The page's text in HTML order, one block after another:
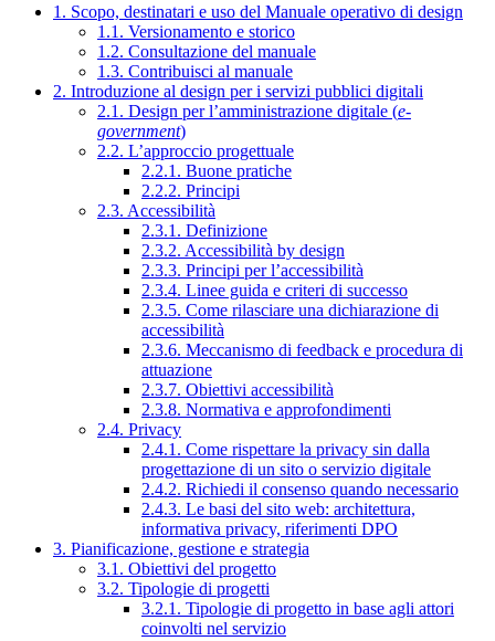
1. Scopo, destinatari e uso del Manuale operativo di design
1.1. Versionamento e storico
1.2. Consultazione del manuale
1.3. Contribuisci al manuale
2. Introduzione al design per i servizi pubblici digitali
2.1. Design per l’amministrazione digitale (e-
government)
2.2. L’approccio progettuale
2.2.1. Buone pratiche
2.2.2. Principi
2.3. Accessibilità
2.3.1. Definizione
2.3.2. Accessibilità by design
2.3.3. Principi per l’accessibilità
2.3.4. Linee guida e criteri di successo
2.3.5. Come rilasciare una dichiarazione di
accessibilità
2.3.6. Meccanismo di feedback e procedura di
attuazione
2.3.7. Obiettivi accessibilità
2.3.8. Normativa e approfondimenti
2.4. Privacy
2.4.1. Come rispettare la privacy sin dalla
progettazione di un sito o servizio digitale
2.4.2. Richiedi il consenso quando necessario
2.4.3. Le basi del sito web: architettura,
informativa privacy, riferimenti DPO
3. Pianificazione, gestione e strategia
3.1. Obiettivi del progetto
3.2. Tipologie di progetti
3.2.1. Tipologie di progetto in base agli attori
coinvolti nel servizio